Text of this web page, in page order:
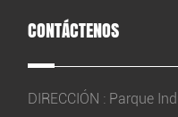
CONTÁCTENOS
DIRECCIÓN : Parque